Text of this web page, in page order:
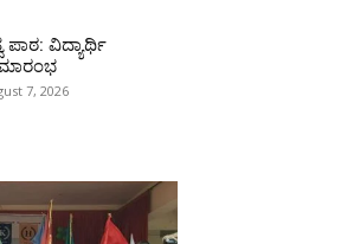
ಪಾಠ: ವಿದ್ಯಾರ್ಥಿ
7, 2026